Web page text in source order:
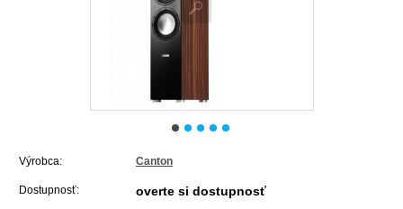
Výrobca: Canton
Dostupnosť: overte si dostupnosť